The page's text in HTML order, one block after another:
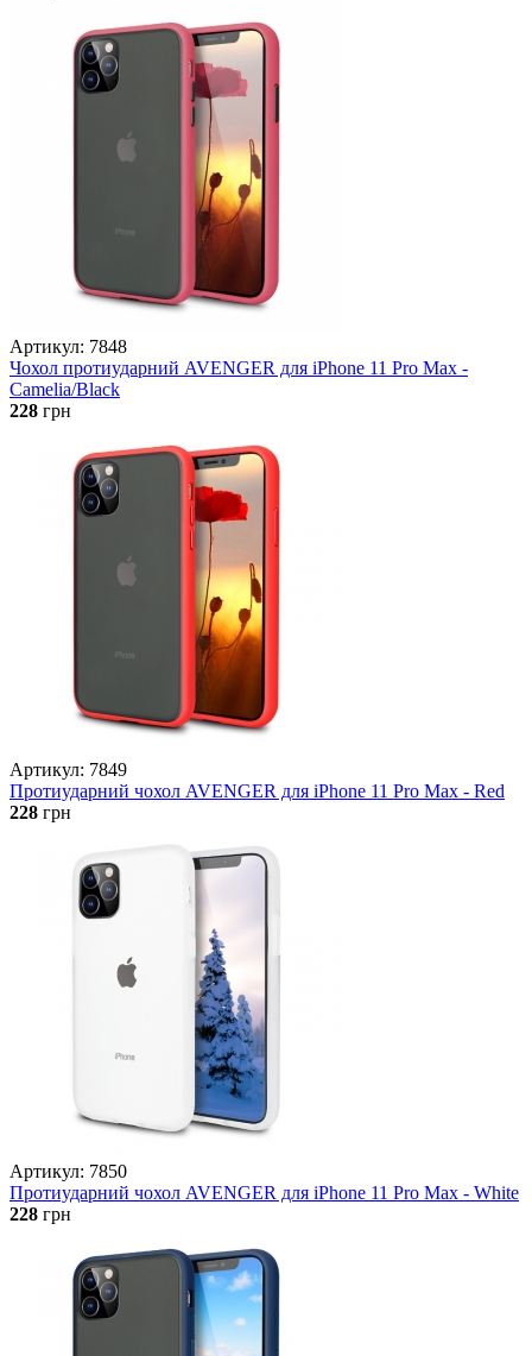
Артикул: 7848
Чохол протиударний AVENGER для iPhone 11 Pro Max -
Camelia/Black
228 грн
Артикул: 7849
Протиударний чохол AVENGER для iPhone 11 Pro Max - Red
228 грн
Артикул: 7850
Протиударний чохол AVENGER для iPhone 11 Pro Max - White
228 грн